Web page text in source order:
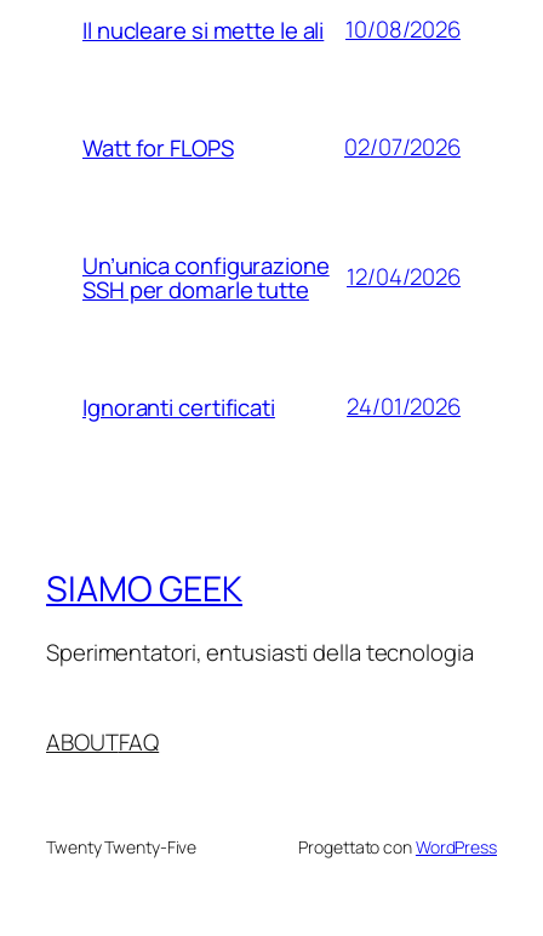
Il nucleare si mette le ali 10/08/2026
Watt for FLOPS 02/07/2026
Un’unica configurazione
SSH per domarle tutte 12/04/2026
Ignoranti certificati 24/01/2026
SIAMO GEEK
Sperimentatori, entusiasti della tecnologia
ABOUTFAQ
Twenty Twenty-Five Progettato conWordPress